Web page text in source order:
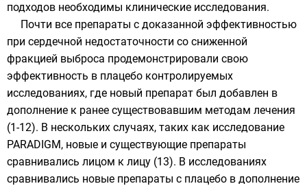
подходов необходимы клинические исследования.
Почти все препараты с доказанной эффективностью
при сердечной недостаточности со сниженной
фракцией выброса продемонстрировали свою
эффективность в плацебо контролируемых
исследованиях, где новый препарат был добавлен в
дополнение к ранее существовавшим методам лечения
(1-12). В нескольких случаях, таких как исследование
PARADIGM, новые и существующие препараты
сравнивались лицом к лицу (13). В исследованиях
сравнивались новые препараты с плацебо в дополнение